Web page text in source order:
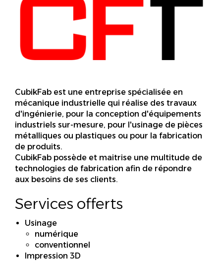
CubikFab est une entreprise spécialisée en
mécanique industrielle qui réalise des travaux
d'ingénierie, pour la conception d'équipements
industriels sur-mesure, pour l'usinage de pièces
métalliques ou plastiques ou pour la fabrication
de produits.
CubikFab possède et maitrise une multitude de
technologies de fabrication afin de répondre
aux besoins de ses clients.
Services offerts
Usinage
numérique
conventionnel
Impression 3D